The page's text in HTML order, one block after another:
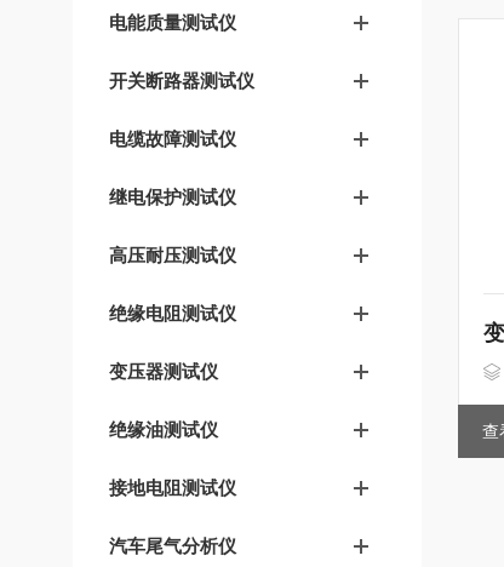
电能质量测试仪
开关断路器测试仪
电缆故障测试仪
继电保护测试仪
高压耐压测试仪
绝缘电阻测试仪
变压器测试仪
绝缘油测试仪
接地电阻测试仪
汽车尾气分析仪
查